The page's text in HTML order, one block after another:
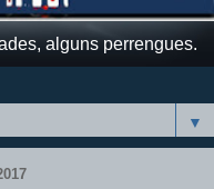
alguns perrengues.
▼